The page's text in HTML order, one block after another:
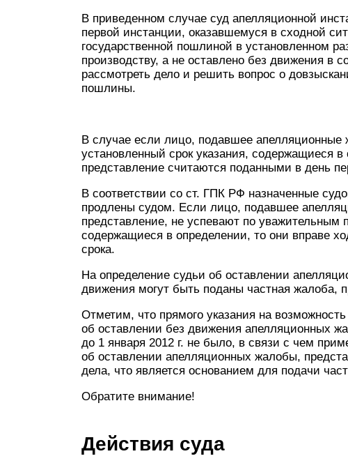
В приведенном случае суд апелляционной
первой инстанции, оказавшемуся в сходной
государственной пошлиной в установленном
производству, а не оставлено без движения в
рассмотреть дело и решить вопрос о
пошлины.
В случае если лицо, подавшее апелляционные
установленный срок указания, содержащиеся
представление считаются поданными в день
В соответствии со ст. ГПК РФ назначенные
продлены судом. Если лицо, подавшее
представление, не успевают по уважительным
содержащиеся в определении, то они вправе
срока.
На определение судьи об оставлении
движения могут быть поданы частная жалоба,
Отметим, что прямого указания на
об оставлении без движения апелляционных
до 1 января 2012 г. не было, в связи с чем
об оставлении апелляционных жалобы,
дела, что является основанием для подачи
Обратите внимание!
Действия суда